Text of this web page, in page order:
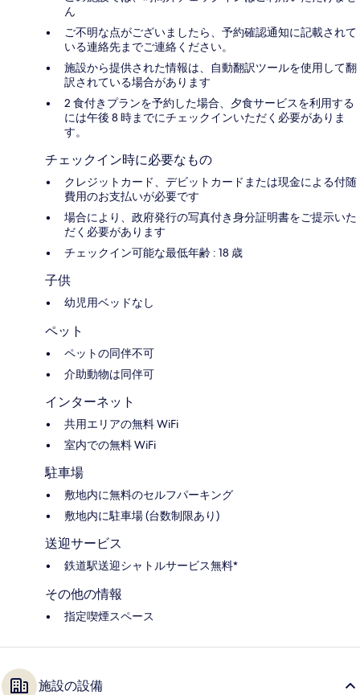
ん
ご不明な点がございましたら、予約確認通知に記載されて
いる連絡先までご連絡ください。
施設から提供された情報は、自動翻訳ツールを使用して翻
訳されている場合があります
2 食付きプランを予約した場合、夕食サービスを利用する
には午後 8 時までにチェックインいただく必要がありま
す。
チェックイン時に必要なもの
クレジットカード、デビットカードまたは現金による付随
費用のお支払いが必要です
場合により、政府発行の写真付き身分証明書をご提示いた
だく必要があります
チェックイン可能な最低年齢 : 18 歳
子供
幼児用ベッドなし
ペット
ペットの同伴不可
介助動物は同伴可
インターネット
共用エリアの無料 WiFi
室内での無料 WiFi
駐車場
敷地内に無料のセルフパーキング
敷地内に駐車場 (台数制限あり)
送迎サービス
鉄道駅送迎シャトルサービス無料*
その他の情報
指定喫煙スペース
施設の設備